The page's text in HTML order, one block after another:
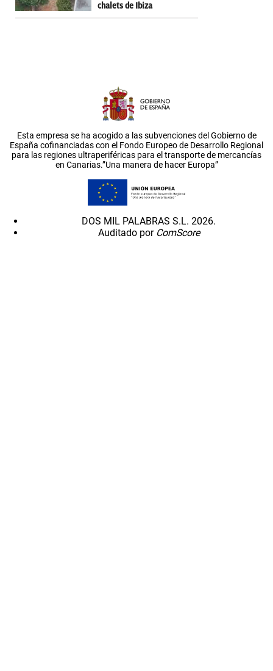
chalets de Ibiza
Esta empresa se ha acogido a las subvenciones del Gobierno de
España cofinanciadas con el Fondo Europeo de Desarrollo Regional
para las regiones ultraperiféricas para el transporte de mercancías
en Canarias.”Una manera de hacer Europa”
DOS MIL PALABRAS S.L. 2026.
Auditado por ComScore